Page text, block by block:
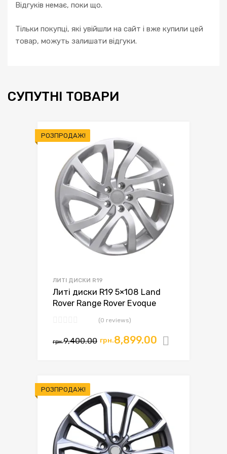
Відгуків немає, поки що.
Тільки покупці, які увійшли на сайт і вже купили цей
товар, можуть залишати відгуки.
СУПУТНІ ТОВАРИ
РОЗПРОДАЖ!
ЛИТІ ДИСКИ R19
Литі диски R19 5×108 Land
Rover Range Rover Evoque
(0 reviews)
грн.9,400.00 Оригінальна
грн.8,899.00 Поточна
РОЗПРОДАЖ!